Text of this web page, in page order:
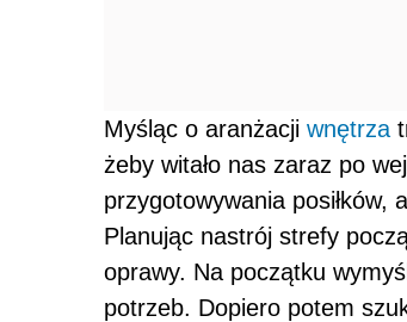
Myśląc o aranżacji wnętrza
żeby witało nas zaraz po
przygotowywania
Planując nastrój strefy
oprawy. Na początku
potrzeb. Dopiero potem